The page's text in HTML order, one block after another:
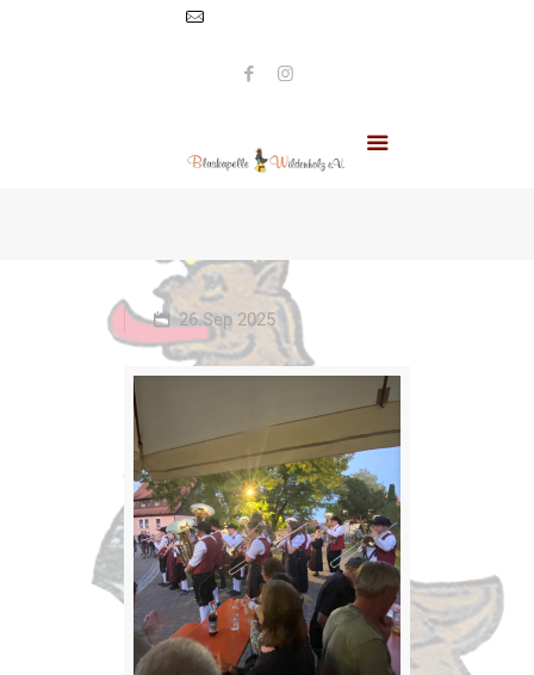
26.Sep 2025